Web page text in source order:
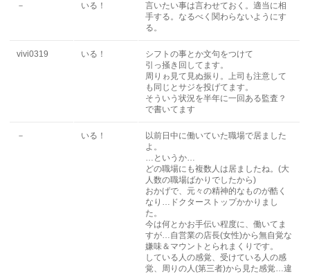
－ いる！
言いたい事は言わせておく。適当に相
手する。なるべく関わらないようにす
る。
vivi0319 いる！
シフトの事とか文句をつけて
引っ掻き回してます。
周りゎ見て見ぬ振り。上司も注意して
も同じとサジを投げてます。
そういう状況を半年に一回ある監査？
で書いてます
－ いる！
以前日中に働いていた職場で居ました
よ。
…というか…
どの職場にも複数人は居ましたね。(大
人数の職場ばかりでしたから)
おかげで、元々の精神的なものが酷く
なり…ドクターストップかかりまし
た。
今は何とかお手伝い程度に、働いてま
すが…自営業の店長(女性)から無自覚な
嫌味＆マウントとられまくりです。
している人の感覚、受けている人の感
覚、周りの人(第三者)から見た感覚…違